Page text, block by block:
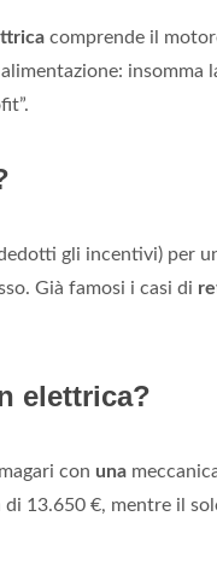
comprende il
insomma
gli incentivi) per
Già famosi i casi di
elettrica?
con una
di 13.650 €, mentre il